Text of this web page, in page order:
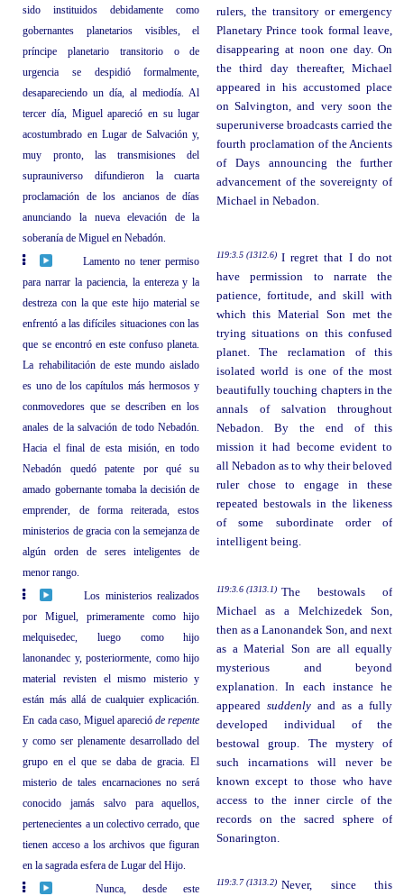
sido instituidos debidamente como
gobernantes planetarios visibles, el
príncipe planetario transitorio o de
urgencia se despidió formalmente,
desapareciendo un día, al mediodía. Al
tercer día, Miguel apareció en su lugar
acostumbrado en Lugar de Salvación y,
muy pronto, las transmisiones del
suprauniverso difundieron la cuarta
proclamación de los ancianos de días
anunciando la nueva elevación de la
soberanía de Miguel en Nebadón.
rulers, the transitory or emergency
Planetary Prince took formal leave,
disappearing at noon one day. On
the third day thereafter, Michael
appeared in his accustomed place
on Salvington, and very soon the
superuniverse broadcasts carried the
fourth proclamation of the Ancients
of Days announcing the further
advancement of the sovereignty of
Michael in Nebadon.
Lamento no tener permiso
para narrar la paciencia, la entereza y la
destreza con la que este hijo material se
enfrentó a las difíciles situaciones con las
que se encontró en este confuso planeta.
La rehabilitación de este mundo aislado
es uno de los capítulos más hermosos y
conmovedores que se describen en los
anales de la salvación de todo Nebadón.
Hacia el final de esta misión, en todo
Nebadón quedó patente por qué su
amado gobernante tomaba la decisión de
emprender, de forma reiterada, estos
ministerios de gracia con la semejanza de
algún orden de seres inteligentes de
menor rango.
119:3.5 (1312.6) I regret that I do not
have permission to narrate the
patience, fortitude, and skill with
which this Material Son met the
trying situations on this confused
planet. The reclamation of this
isolated world is one of the most
beautifully touching chapters in the
annals of salvation throughout
Nebadon. By the end of this
mission it had become evident to
all Nebadon as to why their beloved
ruler chose to engage in these
repeated bestowals in the likeness
of some subordinate order of
intelligent being.
Los ministerios realizados
por Miguel, primeramente como hijo
melquisedec, luego como hijo
lanonandec y, posteriormente, como hijo
material revisten el mismo misterio y
están más allá de cualquier explicación.
En cada caso, Miguel aparecióde repente
y como ser plenamente desarrollado del
grupo en el que se daba de gracia. El
misterio de tales encarnaciones no será
conocido jamás salvo para aquellos,
pertenecientes a un colectivo cerrado, que
tienen acceso a los archivos que figuran
en la sagrada esfera de Lugar del Hijo.
119:3.6 (1313.1) The bestowals of
Michael as a Melchizedek Son,
then as a Lanonandek Son, and next
as a Material Son are all equally
mysterious and beyond
explanation. In each instance he
appeared suddenlyand as a fully
developed individual of the
bestowal group. The mystery of
such incarnations will never be
known except to those who have
access to the inner circle of the
records on the sacred sphere of
Sonarington.
Nunca, desde este
119:3.7 (1313.2) Never, since this